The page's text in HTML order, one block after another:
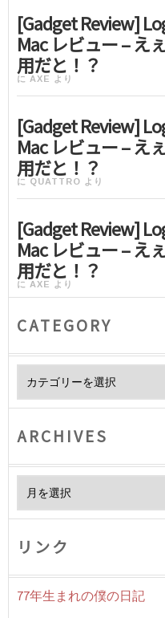
[Gadget Review]
Mac レビュー – え
用だと！？
に AXE より
[Gadget Review]
Mac レビュー – え
用だと！？
に QUATTRO より
[Gadget Review]
Mac レビュー – え
用だと！？
に AXE より
CATEGORY
ARCHIVES
リンク
77年生まれの僕の日記